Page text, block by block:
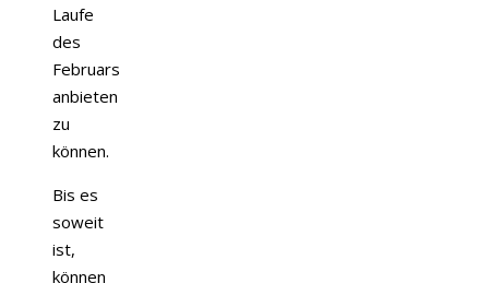
Laufe
des
Februars
anbieten
zu
können.
Bis es
soweit
ist,
können